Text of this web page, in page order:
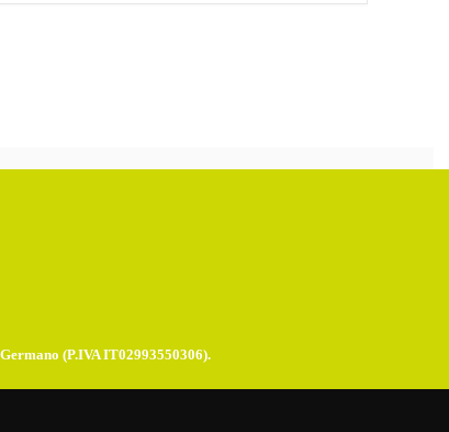
(P.IVA IT02993550306).